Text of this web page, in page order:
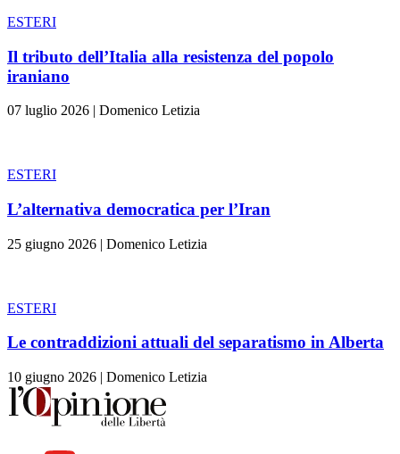
ESTERI
Il tributo dell’Italia alla resistenza del popolo
iraniano
07 luglio 2026 | Domenico Letizia
ESTERI
L’alternativa democratica per l’Iran
25 giugno 2026 | Domenico Letizia
ESTERI
Le contraddizioni attuali del separatismo in Alberta
10 giugno 2026 | Domenico Letizia